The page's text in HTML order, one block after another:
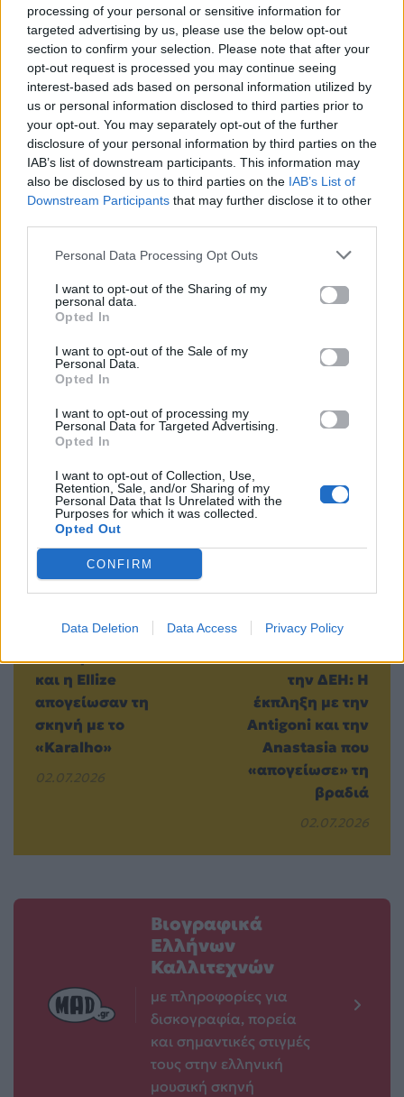
processing of your personal or sensitive information for
targeted advertising by us, please use the below opt-out
section to confirm your selection. Please note that after your
opt-out request is processed you may continue seeing
interest-based ads based on personal information utilized by
us or personal information disclosed to third parties prior to
your opt-out. You may separately opt-out of the further
disclosure of your personal information by third parties on the
IAB’s list of downstream participants. This information may
also be disclosed by us to third parties on the IAB’s List of
Downstream Participants that may further disclose it to other
Personal Data Processing Opt Outs
I want to opt-out of the Sharing of my
personal data.
Opted In
I want to opt-out of the Sale of my
Personal Data.
Opted In
I want to opt-out of processing my
Personal Data for Targeted Advertising.
Opted In
I want to opt-out of Collection, Use,
Retention, Sale, and/or Sharing of my
Personal Data that Is Unrelated with the
Purposes for which it was collected.
Opted Out
CONFIRM
Data Deletion Data Access Privacy Policy
Facebook, επικοινωνήστε μέσω Twitterή
ακολουθήστε μας στοInstagram
Mad VMA MAD VMA 2026
MAD VMA 2026 από την ΔΕΗ
Αναστασία
Ακολουθήστε το
Mad.gr στο Google
News
Mad.gr στο MSN
Προηγούμενο
MAD VMA 2026
και η Ellize
απογείωσαν τη
σκηνή με το
«Karalho»
02.07.2026
Mad Video Music
την ΔΕΗ: Η
έκπληξη με την
Antigoni και την
Anastasia που
«απογείωσε» τη
βραδιά
02.07.2026
Βιογραφικά
Ελλήνων
Καλλιτεχνών
με πληροφορίες για
δισκογραφία, πορεία
και σημαντικές στιγμές
τους στην ελληνική
μουσική σκηνή